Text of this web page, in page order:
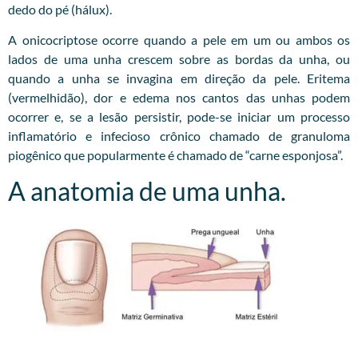
dedo do pé (hálux).
A onicocriptose ocorre quando a pele em um ou ambos os
lados de uma unha crescem sobre as bordas da unha, ou
quando a unha se invagina em direção da pele. Eritema
(vermelhidão), dor e edema nos cantos das unhas podem
ocorrer e, se a lesão persistir, pode-se iniciar um processo
inflamatório e infecioso crônico chamado de granuloma
piogênico que popularmente é chamado de “carne esponjosa”.
A anatomia de uma unha.